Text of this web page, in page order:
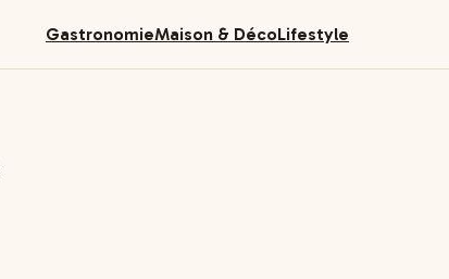
GastronomieMaison & DécoLifestyle